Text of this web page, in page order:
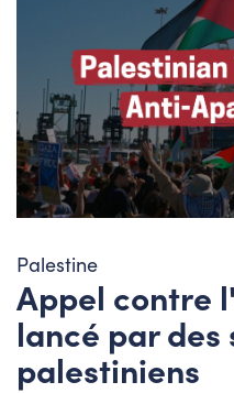
Palestine
Appel contre
lancé par des
palestiniens